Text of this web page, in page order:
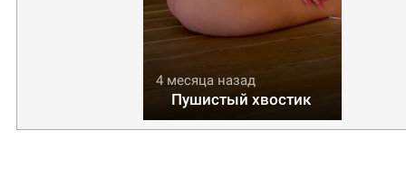
4 месяца назад
Пушистый хвостик